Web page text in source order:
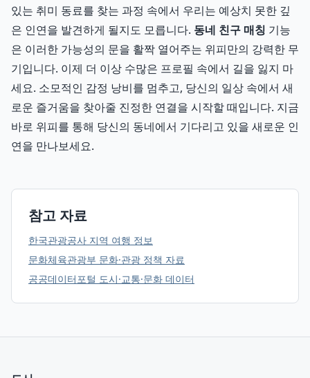
있는 취미 동료를 찾는 과정 속에서 우리는 예상치 못한 깊
은 인연을 발견하게 될지도 모릅니다. 동네 친구 매칭 기능
은 이러한 가능성의 문을 활짝 열어주는 위피만의 강력한 무
기입니다. 이제 더 이상 수많은 프로필 속에서 길을 잃지 마
세요. 소모적인 감정 낭비를 멈추고, 당신의 일상 속에서 새
로운 즐거움을 찾아줄 진정한 연결을 시작할 때입니다. 지금
바로 위피를 통해 당신의 동네에서 기다리고 있을 새로운 인
연을 만나보세요.
참고 자료
한국관광공사 지역 여행 정보
문화체육관광부 문화·관광 정책 자료
공공데이터포털 도시·교통·문화 데이터